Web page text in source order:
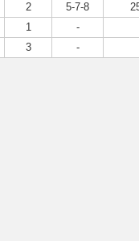
2 5-7-8
1
-
3 -